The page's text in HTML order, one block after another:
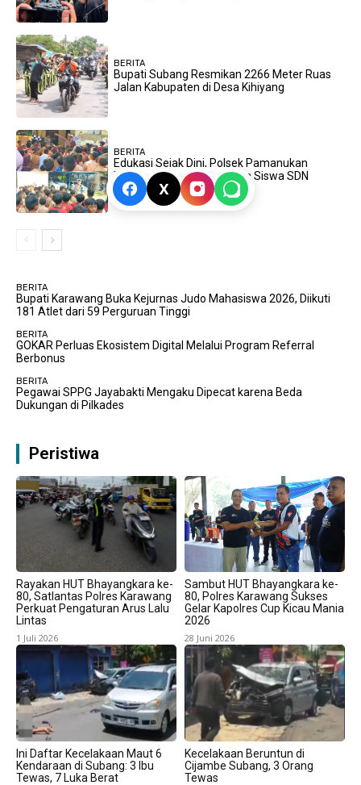
BERITA
Bupati Subang Resmikan 2266 Meter Ruas
Jalan Kabupaten di Desa Kihiyang
BERITA
Edukasi Sejak Dini, Polsek Pamanukan
Terima Kunjungan Ratusan Siswa SDN
Pamanukan I
BERITA
Bupati Karawang Buka Kejurnas Judo Mahasiswa 2026, Diikuti
181 Atlet dari 59 Perguruan Tinggi
BERITA
GOKAR Perluas Ekosistem Digital Melalui Program Referral
Berbonus
BERITA
Pegawai SPPG Jayabakti Mengaku Dipecat karena Beda
Dukungan di Pilkades
Peristiwa
Rayakan HUT Bhayangkara ke-
80, Satlantas Polres Karawang
Perkuat Pengaturan Arus Lalu
Lintas
1 Juli 2026
Sambut HUT Bhayangkara ke-
80, Polres Karawang Sukses
Gelar Kapolres Cup Kicau Mania
2026
28 Juni 2026
Ini Daftar Kecelakaan Maut 6
Kendaraan di Subang: 3 Ibu
Tewas, 7 Luka Berat
Kecelakaan Beruntun di
Cijambe Subang, 3 Orang
Tewas
X